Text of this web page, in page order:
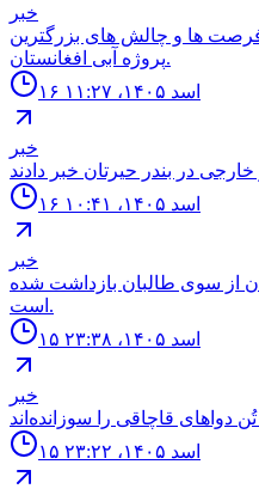
خبر
ها و چالش هاى بزرگترين
پروژه آبى افغانستان.
۱۶ اسد ۱۴۰۵، ۱۱:۲۷
خبر
۱۶ اسد ۱۴۰۵، ۱۰:۴۱
خبر
از سوی طالبان بازداشت شده
است.
۱۵ اسد ۱۴۰۵، ۲۳:۳۸
خبر
۱۵ اسد ۱۴۰۵، ۲۳:۲۲